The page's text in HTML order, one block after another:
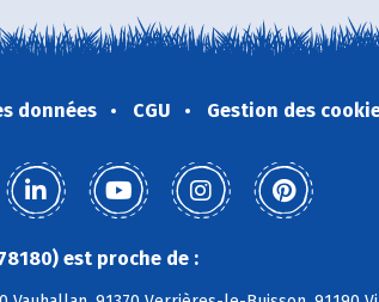
données CGU Gestion des
est proche de :